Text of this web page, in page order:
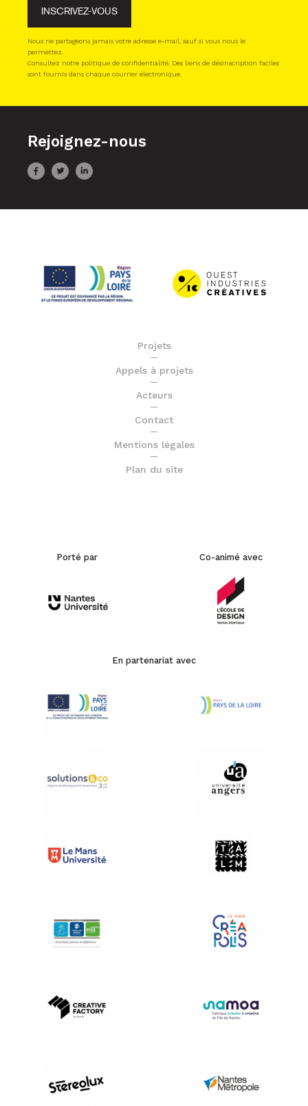
INSCRIVEZ-VOUS
Nous ne partageons jamais votre adresse e-mail, sauf si vous nous le
permettez.
Consultez notre politique de confidentialité. Des liens de désinscription faciles
sont fournis dans chaque courrier électronique.
Rejoignez-nous
Projets
Appels à projets
Acteurs
Contact
Mentions légales
Plan du site
Porté par Co-animé avec
En partenariat avec